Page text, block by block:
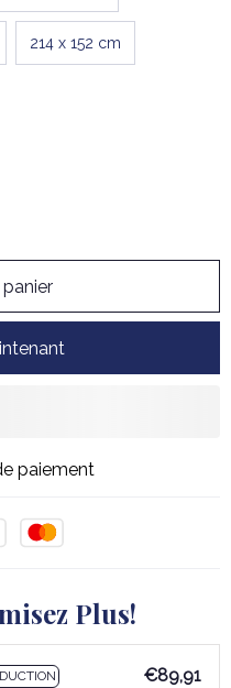
214 x 152 cm
paiement
Plus!
€89,91